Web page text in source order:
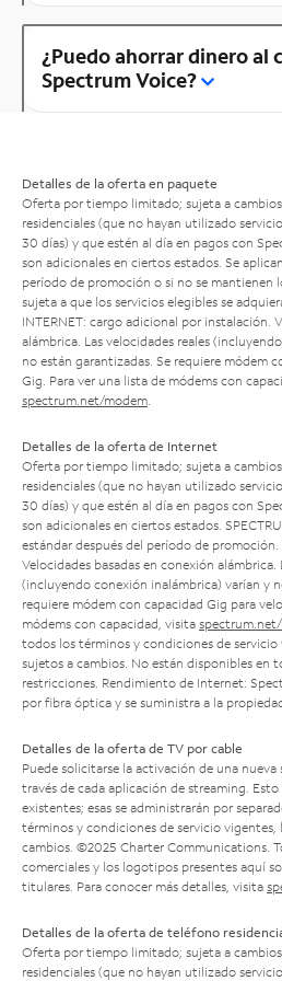
¿Puedo ahorrar dinero al
Spectrum Voice?
Detalles de la oferta en paquete
Oferta por tiempo limitado; sujeta a
residenciales (que no hayan utilizado
30 días) y que estén al día en pagos con
son adicionales en ciertos estados. Se
período de promoción o si no se mantienen
sujeta a que los servicios elegibles se
INTERNET: cargo adicional por instalación.
alámbrica. Las velocidades reales
no están garantizadas. Se requiere módem
Gig. Para ver una lista de módems con
spectrum.net/modem
Detalles de la oferta de Internet
Oferta por tiempo limitado; sujeta a
residenciales (que no hayan utilizado
30 días) y que estén al día en pagos con
son adicionales en ciertos estados.
estándar después del período de
Velocidades basadas en conexión alámbrica.
(incluyendo conexión inalámbrica) varían y
requiere módem con capacidad Gig para
módems con capacidad, visita
todos los términos y condiciones de servicio
sujetos a cambios. No están disponibles en
restricciones. Rendimiento de Internet:
por fibra óptica y se suministra a la
Detalles de la oferta de TV por cable
Puede solicitarse la activación de una
través de cada aplicación de streaming.
existentes; esas se administrarán por
términos y condiciones de servicio vigentes,
cambios. ©2025 Charter Communications.
comerciales y los logotipos presentes aquí
titulares. Para conocer más detalles, visita
Detalles de la oferta de teléfono
Oferta por tiempo limitado; sujeta a
residenciales (que no hayan utilizado